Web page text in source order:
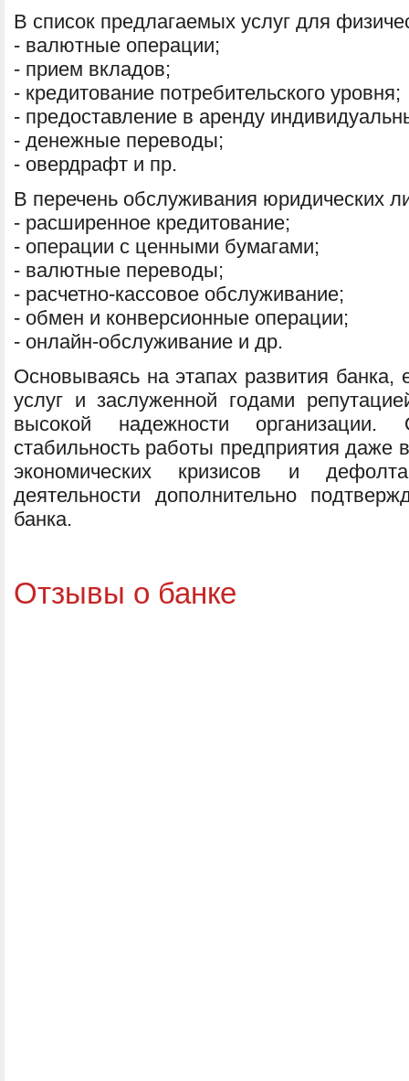
В список предлагаемых услуг для
- валютные операции;
- прием вкладов;
- кредитование потребительского уровня;
- предоставление в аренду
- денежные переводы;
- овердрафт и пр.
В перечень обслуживания юридических
- расширенное кредитование;
- операции с ценными бумагами;
- валютные переводы;
- расчетно-кассовое обслуживание;
- обмен и конверсионные операции;
- онлайн-обслуживание и др.
Основываясь на этапах развития банка,
услуг и заслуженной годами
высокой надежности
стабильность работы предприятия
экономических кризисов и
деятельности дополнительно
банка.
Отзывы о банке